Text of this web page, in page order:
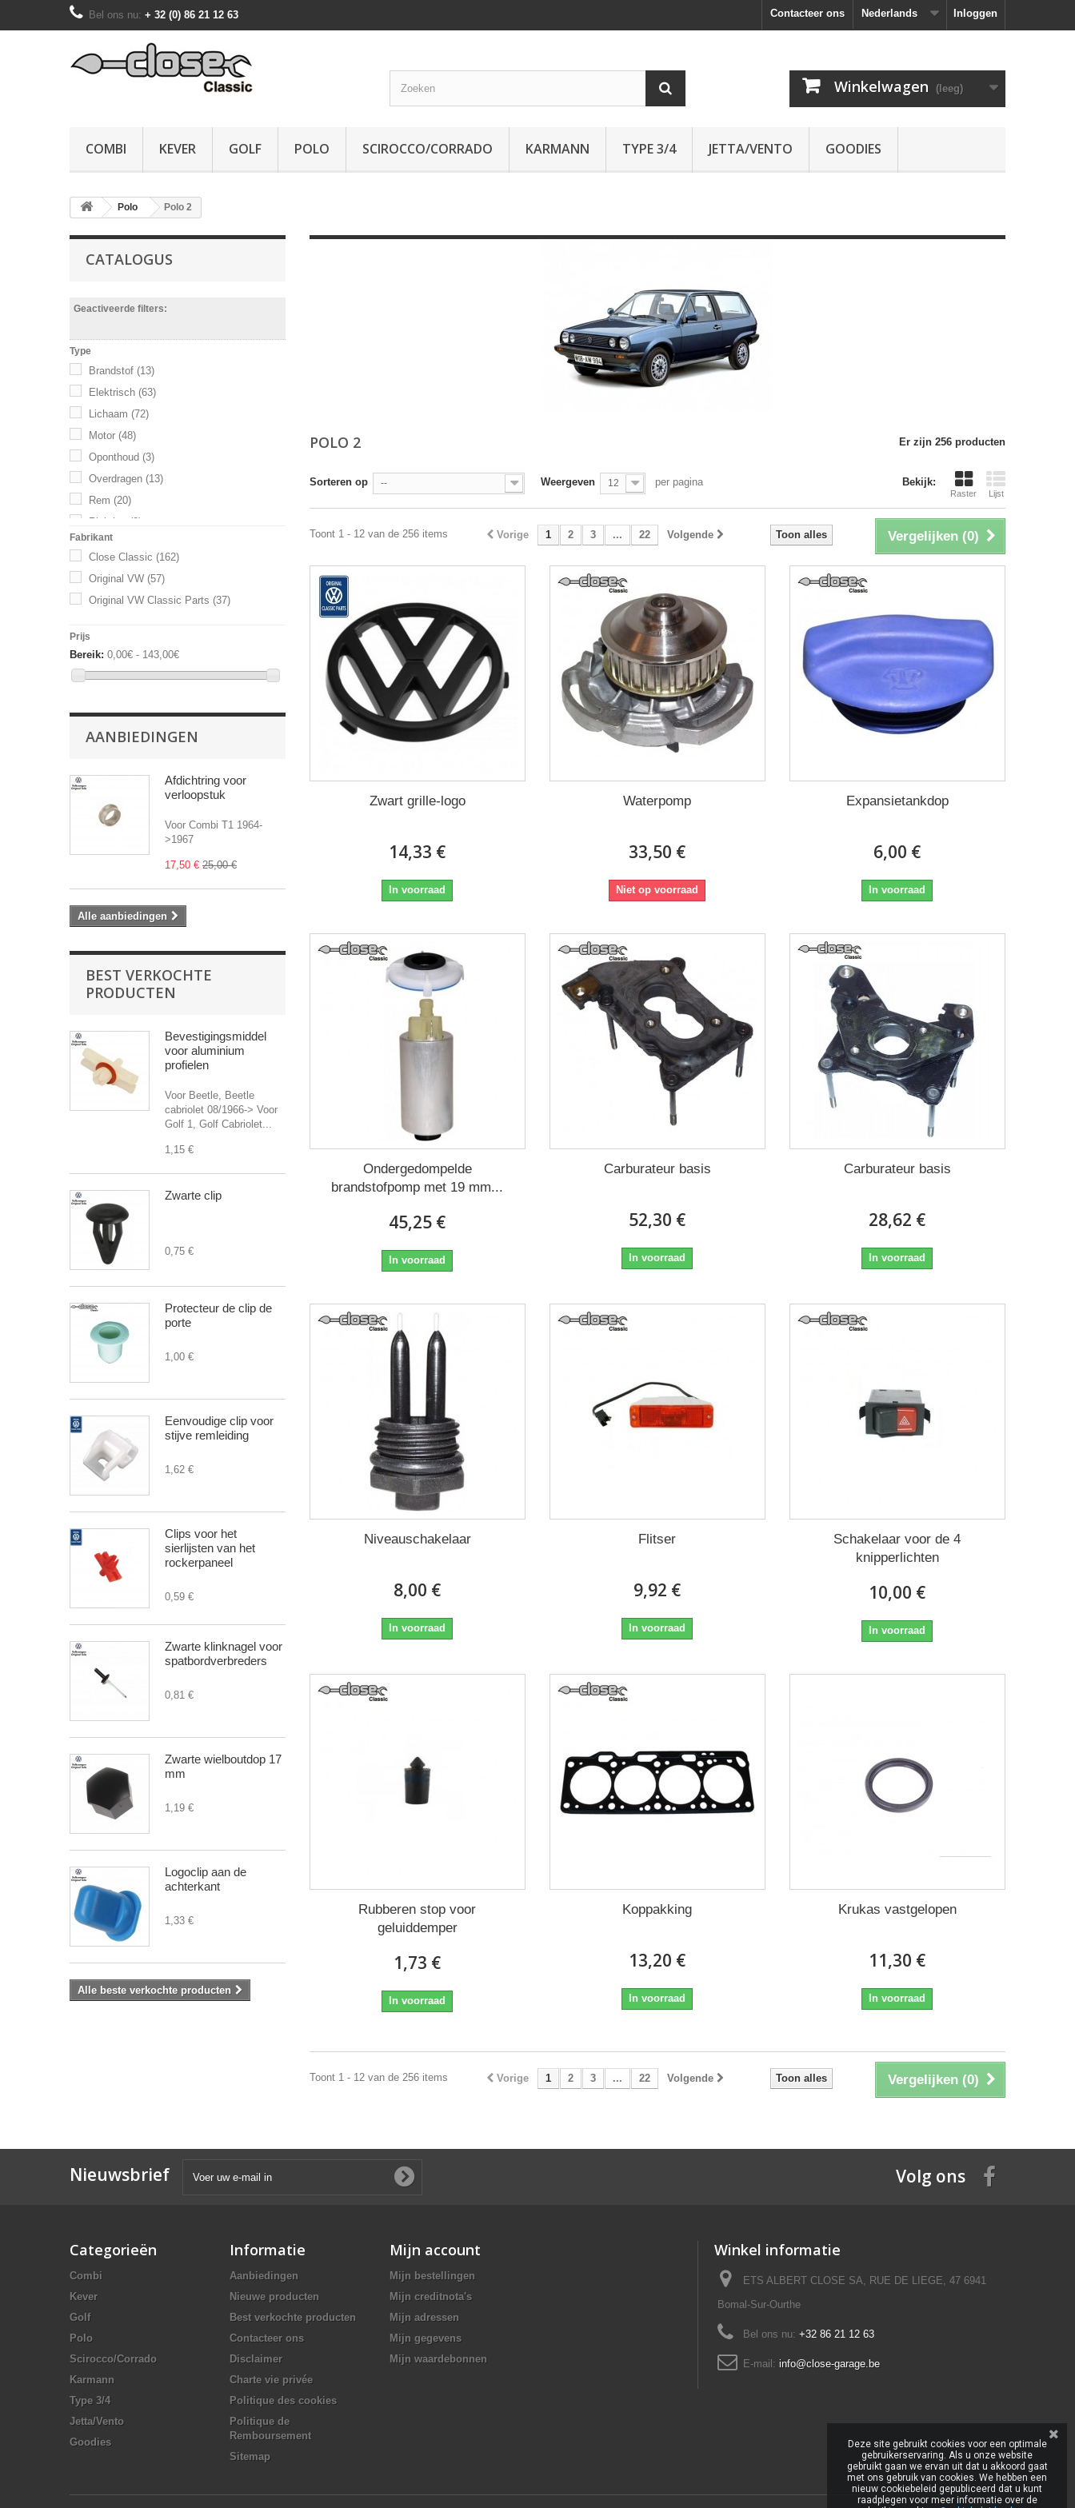
Inloggen
Nederlands
Contacteer ons
Bel ons nu: + 32 (0) 86 21 12 63
Winkelwagen (leeg)
COMBI KEVER GOLF POLO SCIROCCO/CORRADO KARMANN TYPE 3/4 JETTA/VENTO GOODIES
Polo Polo 2
CATALOGUS
Geactiveerde filters:
Type
Brandstof (13)
Elektrisch (63)
Lichaam (72)
Motor (48)
Oponthoud (3)
Overdragen (13)
Rem (20)
Richting
(2)
Uitlaat
Versnellingsbak
(11)
Fabrikant
Close Classic (162)
Original VW (57)
Original VW Classic Parts (37)
Prijs
Bereik: 0,00€ - 143,00€
AANBIEDINGEN
Afdichtring voor
verloopstuk
Voor Combi T1 1964-
>1967
17,50 € 25,00 €
Alle aanbiedingen
BEST VERKOCHTE
PRODUCTEN
Bevestigingsmiddel
voor aluminium
profielen
Voor Beetle, Beetle
cabriolet 08/1966-> Voor
Golf 1, Golf Cabriolet...
1,15 €
Zwarte clip
0,75 €
Protecteur de clip de
porte
1,00 €
Eenvoudige clip voor
stijve remleiding
1,62 €
Clips voor het
sierlijsten van het
rockerpaneel
0,59 €
Zwarte klinknagel voor
spatbordverbreders
0,81 €
Zwarte wielboutdop 17
mm
1,19 €
Logoclip aan de
achterkant
1,33 €
Alle beste verkochte producten
POLO 2 Er zijn 256 producten
Bekijk:
Raster Lijst
Sorteren op -- Weergeven 12 per pagina
Vergelijken (0)
Toon alles
Vorige 1 2 3 ... 22 Volgende
Toont 1 - 12 van de 256 items
Zwart grille-logo
14,33 €
In voorraad
Waterpomp
33,50 €
Niet op voorraad
Expansietankdop
6,00 €
In voorraad
Ondergedompelde
brandstofpomp met 19 mm...
45,25 €
In voorraad
Carburateur basis
52,30 €
In voorraad
Carburateur basis
28,62 €
In voorraad
Niveauschakelaar
8,00 €
In voorraad
Flitser
9,92 €
In voorraad
Schakelaar voor de 4
knipperlichten
10,00 €
In voorraad
Rubberen stop voor
geluiddemper
1,73 €
In voorraad
Koppakking
13,20 €
In voorraad
Krukas vastgelopen
11,30 €
In voorraad
Vergelijken (0)
Toon alles
Vorige 1 2 3 ... 22 Volgende
Toont 1 - 12 van de 256 items
Nieuwsbrief Volg ons
Categorieën
Combi
Kever
Golf
Polo
Scirocco/Corrado
Karmann
Type 3/4
Jetta/Vento
Goodies
Informatie
Aanbiedingen
Nieuwe producten
Best verkochte producten
Contacteer ons
Disclaimer
Charte vie privée
Politique des cookies
Politique de
Remboursement
Sitemap
Mijn account
Mijn bestellingen
Mijn creditnota's
Mijn adressen
Mijn gegevens
Mijn waardebonnen
Winkel informatie
ETS ALBERT CLOSE SA, RUE DE LIEGE, 47 6941
Bomal-Sur-Ourthe
Bel ons nu: +32 86 21 12 63
E-mail: info@close-garage.be
Deze site gebruikt cookies voor een optimale
gebruikerservaring. Als u onze website
gebruikt gaan we ervan uit dat u akkoord gaat
met ons gebruik van cookies. We hebben een
nieuw cookiebeleid gepubliceerd dat u kunt
raadplegen voor meer informatie over de